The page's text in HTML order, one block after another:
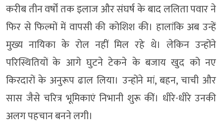
करीब तीन वर्षों तक इलाज और संघर्ष के बाद ललिता पवार ने
फिर से फिल्मों में वापसी की कोशिश की। हालांकि अब उन्हें
मुख्य नायिका के रोल नहीं मिल रहे थे। लेकिन उन्होंने
परिस्थितियों के आगे घुटने टेकने के बजाय खुद को नए
किरदारों के अनुरूप ढाल लिया। उन्होंने मां, बहन, चाची और
सास जैसे चरित्र भूमिकाएं निभानी शुरू कीं। धीरे-धीरे उनकी
अलग पहचान बनने लगी।